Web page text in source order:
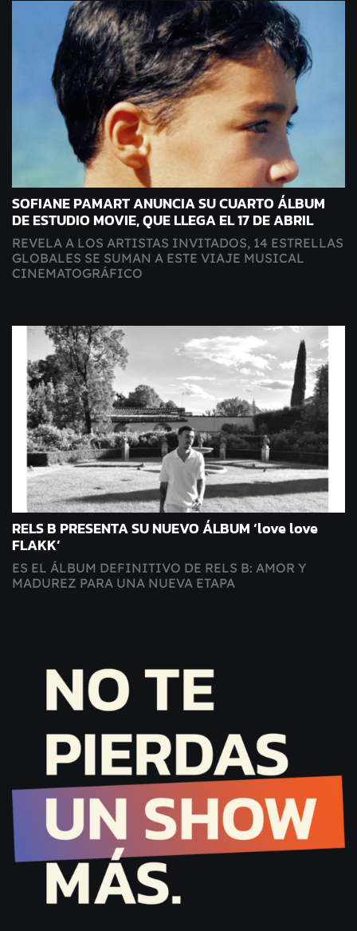
SOFIANE PAMART ANUNCIA SU CUARTO ÁLBUM
DE ESTUDIO MOVIE, QUE LLEGA EL 17 DE ABRIL
REVELA A LOS ARTISTAS INVITADOS, 14 ESTRELLAS
GLOBALES SE SUMAN A ESTE VIAJE MUSICAL
CINEMATOGRÁFICO
RELS B PRESENTA SU NUEVO ÁLBUM ‘love love
FLAKK’
ES EL ÁLBUM DEFINITIVO DE RELS B: AMOR Y
MADUREZ PARA UNA NUEVA ETAPA